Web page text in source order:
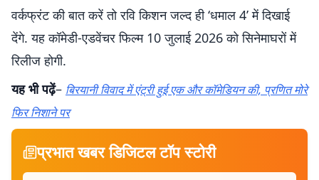
वर्कफ्रंट की बात करें तो रवि किशन जल्द ही ‘धमाल 4’ में दिखाई
देंगे. यह कॉमेडी-एडवेंचर फिल्म 10 जुलाई 2026 को सिनेमाघरों में
रिलीज होगी.
यह भी पढ़ें– बिरयानी विवाद में एंट्री हुई एक और कॉमेडियन की, प्रणित मोरे
फिर निशाने पर
प्रभात खबर डिजिटल टॉप स्टोरी